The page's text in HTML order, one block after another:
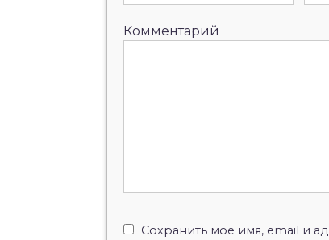
Комментарий
Сохранить моё имя, email и